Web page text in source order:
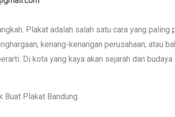
Plakat adalah salah satu cara yang paling
kenang-kenangan perusahaan, atau
Di kota yang kaya akan sejarah dan
Buat Plakat Bandung.